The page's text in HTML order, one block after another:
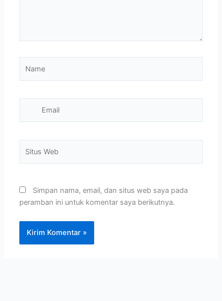
Web
Simpan nama, email, dan situs web saya pada
peramban ini untuk komentar saya berikutnya.